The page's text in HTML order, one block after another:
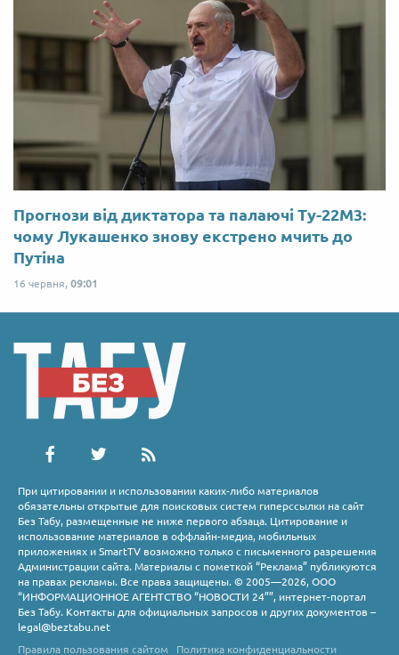
Прогнози від диктатора та палаючі Ту-22М3:
чому Лукашенко знову екстрено мчить до
Путіна
16 червня, 09:01
При цитировании и использовании каких-либо материалов
обязательны открытые для поисковых систем гиперссылки на сайт
Без Табу, размещенные не ниже первого абзаца. Цитирование и
использование материалов в оффлайн-медиа, мобильных
приложениях и SmartTV возможно только с письменного разрешения
Администрации сайта. Материалы с пометкой “Реклама” публикуются
на правах рекламы. Все права защищены. © 2005—2026, ООО
“ИНФОРМАЦИОННОЕ АГЕНТСТВО “НОВОСТИ 24””, интернет-портал
Без Табу. Контакты для официальных запросов и других документов –
legal@beztabu.net
Правила пользования сайтом
Политика конфиденциальности